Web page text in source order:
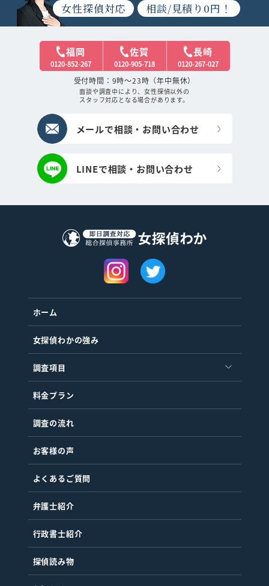
女性探偵対応 相談/見積り0円！
福岡
0120-852-267
佐賀
0120-905-718
長崎
0120-267-027
受付時間：9時～23時（年中無休）
面談や調査中により、女性探偵以外の
スタッフ対応となる場合があります。
メールで相談・お問い合わせ
LINEで相談・お問い合わせ
ホーム
女探偵わかの強み
調査項目
料金プラン
調査の流れ
お客様の声
よくあるご質問
弁護士紹介
行政書士紹介
探偵読み物